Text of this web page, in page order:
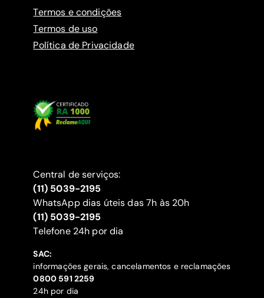
Termos e condições
Termos de uso
Política de Privacidade
Central de serviços:
(11) 5039-2195
WhatsApp dias úteis das 7h às 20h
(11) 5039-2195
‍Telefone 24h por dia
SAC:
informações gerais, cancelamentos e reclamações
‍0800 591 2259
24h por dia